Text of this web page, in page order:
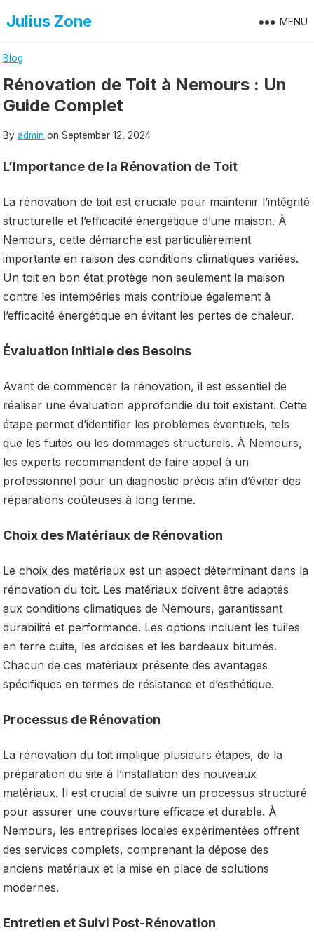
toJulius Zone MENU
Blog
Rénovation de Toit à Nemours : Un
Guide Complet
Byadmin onSeptember 12, 2024
L’Importance de la Rénovation de Toit
La rénovation de toit est cruciale pour maintenir l’intégrité
structurelle et l’efficacité énergétique d’une maison. À
Nemours, cette démarche est particulièrement
importante en raison des conditions climatiques variées.
Un toit en bon état protège non seulement la maison
contre les intempéries mais contribue également à
l’efficacité énergétique en évitant les pertes de chaleur.
Évaluation Initiale des Besoins
Avant de commencer la rénovation, il est essentiel de
réaliser une évaluation approfondie du toit existant. Cette
étape permet d’identifier les problèmes éventuels, tels
que les fuites ou les dommages structurels. À Nemours,
les experts recommandent de faire appel à un
professionnel pour un diagnostic précis afin d’éviter des
réparations coûteuses à long terme.
Choix des Matériaux de Rénovation
Le choix des matériaux est un aspect déterminant dans la
rénovation du toit. Les matériaux doivent être adaptés
aux conditions climatiques de Nemours, garantissant
durabilité et performance. Les options incluent les tuiles
en terre cuite, les ardoises et les bardeaux bitumés.
Chacun de ces matériaux présente des avantages
spécifiques en termes de résistance et d’esthétique.
Processus de Rénovation
La rénovation du toit implique plusieurs étapes, de la
préparation du site à l’installation des nouveaux
matériaux. Il est crucial de suivre un processus structuré
pour assurer une couverture efficace et durable. À
Nemours, les entreprises locales expérimentées offrent
des services complets, comprenant la dépose des
anciens matériaux et la mise en place de solutions
modernes.
Entretien et Suivi Post-Rénovation